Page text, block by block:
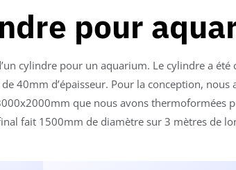
pour
cylindre pour un aquarium. Le cylindre a été
40mm d’épaisseur. Pour la conception, nous
que nous avons thermoformées
fait 1500mm de diamètre sur 3 mètres de